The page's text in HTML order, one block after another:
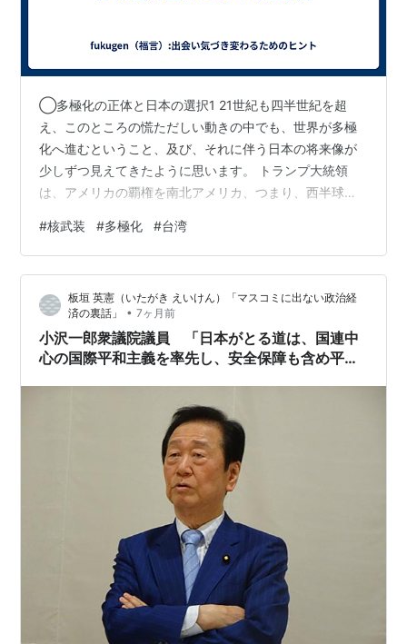
◯多極化の正体と日本の選択1 21世紀も四半世紀を超
え、このところの慌ただしい動きの中でも、世界が多極
化へ進むということ、及び、それに伴う日本の将来像が
少しずつ見えてきたように思います。 トランプ大統領
は、アメリカの覇権を南北アメリカ、つまり、西半球に
本は対米従属を維持できなくなります。 多極型世界で
は、多極といいながら、極になれるかどうかで二分さ
れ、そうなれない国は、大国の属国になるようです。日
本は、独自に軍事的自立を確立し、極を目指すか、中国
の傘下に入るかの選択を迫られそうです。 まるで、ペリ
ー来航時と同じか。 正直なところ、日本が極になる…
#核武装 #多極化 #台湾
板垣 英憲（いたがき えいけん）「マスコミに出ない政治経
済の裏話」
• 7ヶ月前
小沢一郎衆議院議員 「日本がとる道は、国連中
心の国際平和主義を率先し、安全保障も含め平和
一郎先生を励ます会」にて)